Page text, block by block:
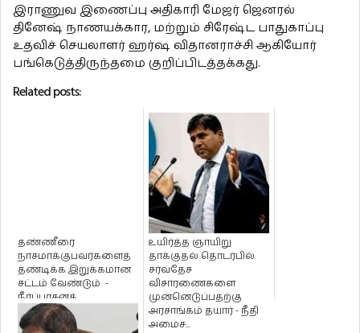
இராணுவ இணைப்பு அதிகாரி மேஜர் ஜெனரல்
தினேஷ் நாணயக்கார, மற்றும் சிரேஷ்ட பாதுகாப்பு
உதவிச் செயலாளர் ஹர்ஷ விதானராச்சி ஆகியோர்
பங்கெடுத்திருந்தமை குறிப்பிடத்தக்கது.
Related posts:
தண்ணீரை
நாசமாக்குபவர்களைத்
தண்டிக்க இறுக்கமான
சட்டம் வேண்டும் -
நீர்ப்பாசனத்
திணைக்களம்!
உயிர்த்த ஞாயிறு
தாக்குதல் தொடர்பில்
சர்வதேச
விசாரணைகளை
முன்னெடுப்பதற்கு
அரசாங்கம் தயார் - நீதி
அமைச...